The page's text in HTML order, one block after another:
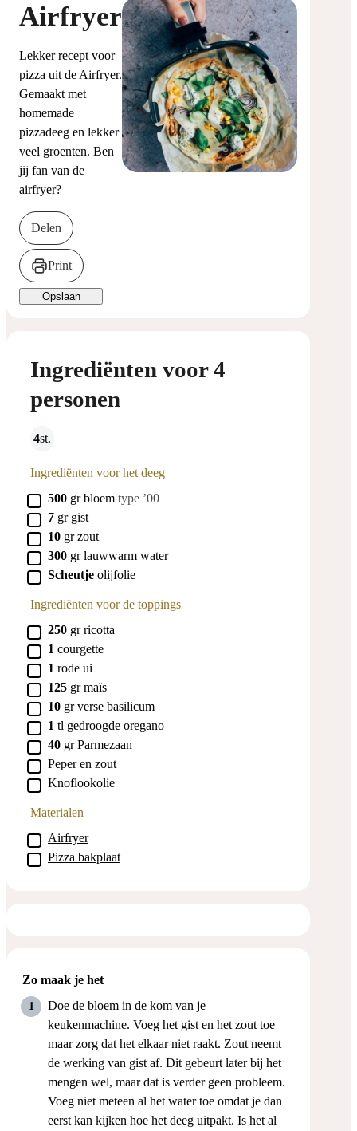
Airfryer
Lekker recept voor
pizza uit de Airfryer.
Gemaakt met
homemade
pizzadeeg en lekker
veel groenten. Ben
jij fan van de
airfryer?
Delen
Print
Opslaan
Ingrediënten voor 4
personen
4 st.
Ingrediënten voor het deeg
▢
500 gr bloem type ’00
▢
7 gr gist
▢
10 gr zout
▢
300 gr lauwwarm water
▢
Scheutje olijfolie
Ingrediënten voor de toppings
▢
250 gr ricotta
▢
1 courgette
▢
1 rode ui
▢
125 gr maïs
▢
10 gr verse basilicum
▢
1 tl gedroogde oregano
▢
40 gr Parmezaan
▢
Peper en zout
▢
Knoflookolie
Materialen
▢
Airfryer
▢
Pizza bakplaat
Zo maak je het
Doe de bloem in de kom van je
keukenmachine. Voeg het gist en het zout toe
maar zorg dat het elkaar niet raakt. Zout neemt
de werking van gist af. Dit gebeurt later bij het
mengen wel, maar dat is verder geen probleem.
Voeg niet meteen al het water toe omdat je dan
eerst kan kijken hoe het deeg uitpakt. Is het al